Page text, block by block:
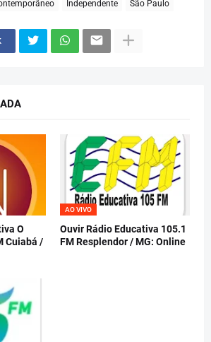
Independente São Paulo
O
Cuiabá /
AO VIVO
Ouvir Rádio Educativa 105.1
FM Resplendor / MG: Online